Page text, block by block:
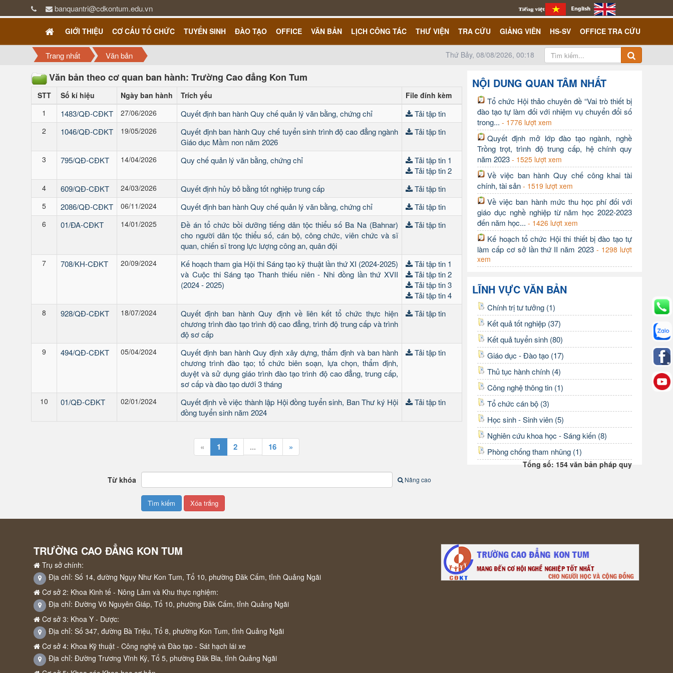
banquantri@cdkontum.edu.vn
GIỚI THIỆU CƠ CẤU TỔ CHỨC TUYỂN SINH ĐÀO TẠO OFFICE VĂN BẢN LỊCH CÔNG TÁC THƯ VIỆN TRA CỨU GIẢNG VIÊN HS-SV OFFICE TRA CỨU
Trang nhất Văn bản Thứ Bảy, 08/08/2026, 00:18
Văn bản theo cơ quan ban hành: Trường Cao đẳng Kon Tum
STT Số kí hiệu Ngày ban hành Trích yếu
File đính kèm
1
1483/QĐ-CĐKT 27/06/2026 Quyết định ban hành Quy chế quản lý văn bằng, chứng chỉ Tải tập tin
2 1046/QĐ-CĐKT 19/05/2026
Quyết định ban hành Quy chế tuyển sinh trình độ cao đẳng ngành
Giáo dục Mầm non năm 2026
Tải tập tin
3 795/QĐ-CĐKT 14/04/2026 Quy chế quản lý văn bằng, chứng chỉ
Tải tập tin 1
Tải tập tin 2
4 609/QĐ-CĐKT 24/03/2026 Quyết định hủy bỏ bằng tốt nghiệp trung cấp Tải tập tin
5 2086/QĐ-CĐKT 06/11/2024 Quyết định ban hành Quy chế quản lý văn bằng, chứng chỉ Tải tập tin
6 01/ĐA-CĐKT 14/01/2025
Đề án tổ chức bồi dưỡng tiếng dân tộc thiểu số Ba Na (Bahnar)
cho người dân tộc thiểu số, cán bộ, công chức, viên chức và sĩ
quan, chiến sĩ trong lực lượng công an, quân đội
Tải tập tin
7 708/KH-CĐKT 20/09/2024
Kế hoạch tham gia Hội thi Sáng tạo kỹ thuật lần thứ XI (2024-2025)
và Cuộc thi Sáng tạo Thanh thiếu niên - Nhi đồng lần thứ XVII
(2024 - 2025)
Tải tập tin 1
Tải tập tin 2
Tải tập tin 3
Tải tập tin 4
8 928/QĐ-CĐKT 18/07/2024
Quyết định ban hành Quy định về liên kết tổ chức thực hiện
chương trình đào tạo trình độ cao đẳng, trình độ trung cấp và trình
độ sơ cấp
Tải tập tin
9 494/QĐ-CĐKT 05/04/2024
Quyết định ban hành Quy định xây dựng, thẩm định và ban hành
chương trình đào tạo; tổ chức biên soạn, lựa chọn, thẩm định,
duyệt và sử dụng giáo trình đào tạo trình độ cao đẳng, trung cấp,
sơ cấp và đào tạo dưới 3 tháng
Tải tập tin
10 01/QĐ-CĐKT 02/01/2024
Quyết định về việc thành lập Hội đồng tuyển sinh, Ban Thư ký Hội
đồng tuyển sinh năm 2024
Tải tập tin
« 1 2 ... 16 »
Từ khóa Nâng cao
NỘI DUNG QUAN TÂM NHẤT
Tổ chức Hội thảo chuyên đề “Vai trò thiết bị
đào tạo tự làm đối với nhiệm vụ chuyển đổi số
trong... - 1776 lượt xem
Quyết định mở lớp đào tạo ngành, nghề
Trồng trọt, trình độ trung cấp, hệ chính quy
năm 2023 - 1525 lượt xem
Về việc ban hành Quy chế công khai tài
chính, tài sản - 1519 lượt xem
Về việc ban hành mức thu học phí đối với
giáo dục nghề nghiệp từ năm học 2022-2023
đến năm học... - 1426 lượt xem
Kế hoạch tổ chức Hội thi thiết bị đào tạo tự
làm cấp cơ sở lần thứ II năm 2023 - 1298 lượt
xem
LĨNH VỰC VĂN BẢN
Chính trị tư tưởng (1)
Kết quả tốt nghiệp (37)
Kết quả tuyển sinh (80)
Giáo dục - Đào tạo (17)
Thủ tục hành chính (4)
Công nghệ thông tin (1)
Tổ chức cán bộ (3)
Học sinh - Sinh viên (5)
Nghiên cứu khoa học - Sáng kiến (8)
Phòng chống tham nhũng (1)
Tổng số: 154 văn bản pháp quy
TRƯỜNG CAO ĐẲNG KON TUM
Trụ sở chính:
Địa chỉ: Số 14, đường Ngụy Như Kon Tum, Tổ 10, phường Đăk Cấm, tỉnh Quảng Ngãi
Cơ sở 2: Khoa Kinh tế - Nông Lâm và Khu thực nghiệm:
Địa chỉ: Đường Võ Nguyên Giáp, Tổ 10, phường Đăk Cấm, tỉnh Quảng Ngãi
Cơ sở 3: Khoa Y - Dược:
Địa chỉ: Số 347, đường Bà Triệu, Tổ 8, phường Kon Tum, tỉnh Quảng Ngãi
Cơ sở 4: Khoa Kỹ thuật - Công nghệ và Đào tạo - Sát hạch lái xe
Địa chỉ: Đường Trương Vĩnh Ký, Tổ 5, phường Đăk Bla, tỉnh Quảng Ngãi